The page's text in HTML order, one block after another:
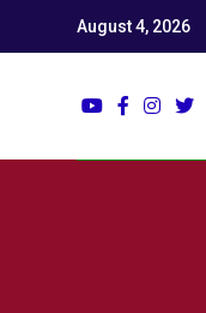
August 4, 2026